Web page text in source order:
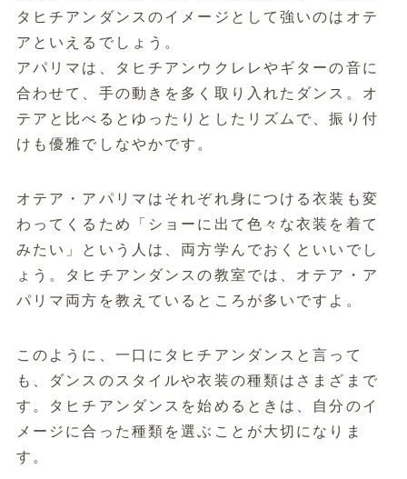
タヒチアンダンスのイメージとして強いのはオテ
アといえるでしょう。
アパリマは、タヒチアンウクレレやギターの音に
合わせて、手の動きを多く取り入れたダンス。オ
テアと比べるとゆったりとしたリズムで、振り付
けも優雅でしなやかです。
オテア・アパリマはそれぞれ身につける衣装も変
わってくるため「ショーに出て色々な衣装を着て
みたい」という人は、両方学んでおくといいでし
ょう。タヒチアンダンスの教室では、オテア・ア
パリマ両方を教えているところが多いですよ。
このように、一口にタヒチアンダンスと言って
も、ダンスのスタイルや衣装の種類はさまざまで
す。タヒチアンダンスを始めるときは、自分のイ
メージに合った種類を選ぶことが大切になりま
す。